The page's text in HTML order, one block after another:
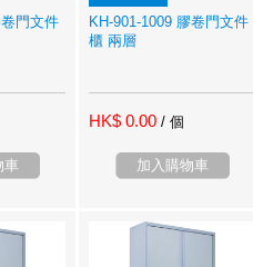
門文件
車
KH-901-1009 膠卷門文件
櫃 兩層
HK$ 0.00 / 個
加入購物車